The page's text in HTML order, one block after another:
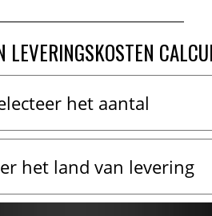
LEVERINGSKOSTEN